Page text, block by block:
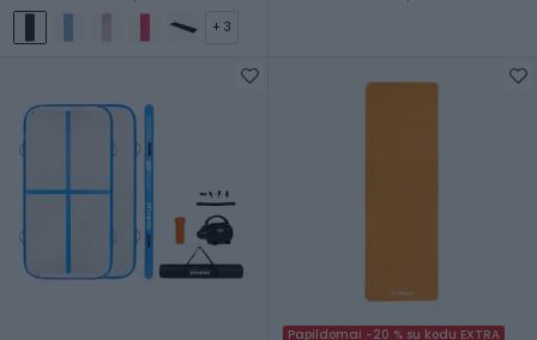
+ 3
Papildomai -20 % su kodu EXTRA